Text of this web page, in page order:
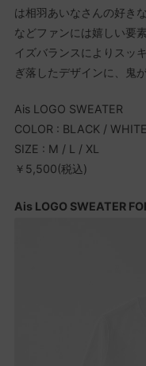
は相羽あいなさんの好き
などファンには嬉しい要
イズバランスによりスッ
ぎ落したデザインに、鬼が
Ais LOGO SWEATER
COLOR : BLACK / WHITE
SIZE : M / L / XL
￥5,500(税込)
Ais LOGO SWEATER